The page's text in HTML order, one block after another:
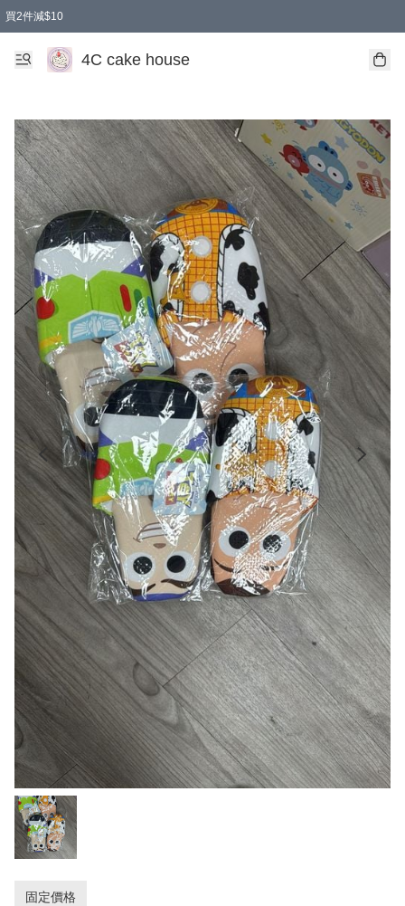
買2件減$10
任選兩件減$10
買兩盒減$10
買兩件減$10
買2件減$10
4C cake house
固定價格